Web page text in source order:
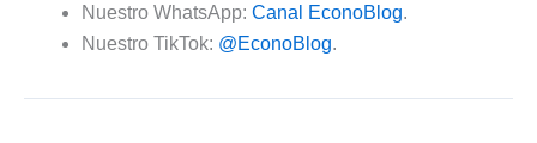
Nuestro WhatsApp: Canal EconoBlog.
Nuestro TikTok: @EconoBlog.